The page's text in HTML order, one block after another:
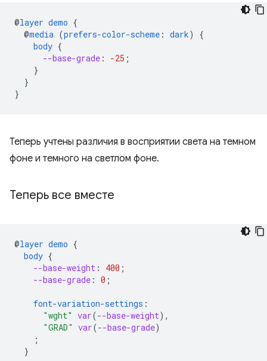
@layer demo {
@media (prefers-color-scheme : dark)
{
body {
--base-grade : -25 ;
}
}
}
Теперь учтены различия в восприятии света на темном
фоне и темного на светлом фоне.
Теперь все вместе
@layer demo {
body {
--base-weight : 400 ;
--base-grade : 0 ;
font-variation-settings :
"wght" var(--base-weight),
"GRAD" var(--base-grade)
;
}